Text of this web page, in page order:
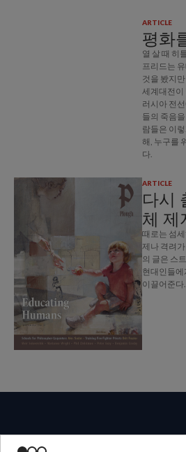
ARTICLE
평화
열 살 때 히
프리드는
것을 봤지
세계대전이
러시아 전
들의 죽음
람들은 이
해, 누구를
다.
ARTICLE
다시
체 제
때로는 섬
제나 격려
의 글은 스
현대인들에
이끌어준다.